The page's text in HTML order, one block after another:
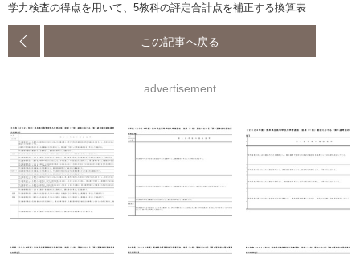
学力検査の得点を用いて、5教科の評定合計点を補正する換算表
この記事へ戻る
advertisement